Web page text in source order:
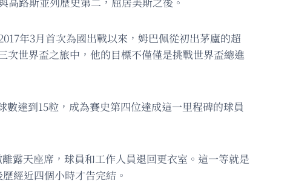
年3月首次為國出戰以來，姆巴佩從初出茅廬的超
世界盃之旅中，他的目標不僅僅是挑戰世界盃總進
達到15粒，成為賽史第四位達成這一里程碑的球員
露天座席，球員和工作人員退回更衣室。這一等就是
經近四個小時才告完結。